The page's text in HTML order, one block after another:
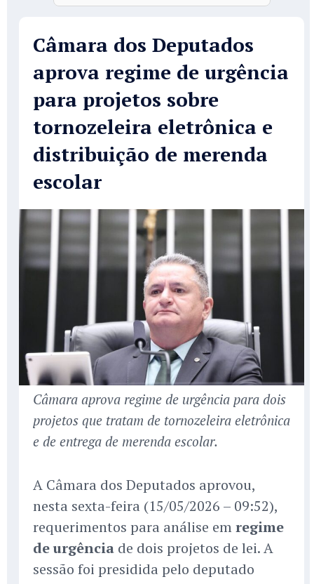
Câmara dos Deputados
aprova regime de urgência
para projetos sobre
tornozeleira eletrônica e
distribuição de merenda
escolar
Câmara aprova regime de urgência para dois
projetos que tratam de tornozeleira eletrônica
e de entrega de merenda escolar.
A Câmara dos Deputados aprovou,
nesta sexta-feira (15/05/2026 – 09:52),
requerimentos para análise emregime
de urgência de dois projetos de lei. A
sessão foi presidida pelo deputado